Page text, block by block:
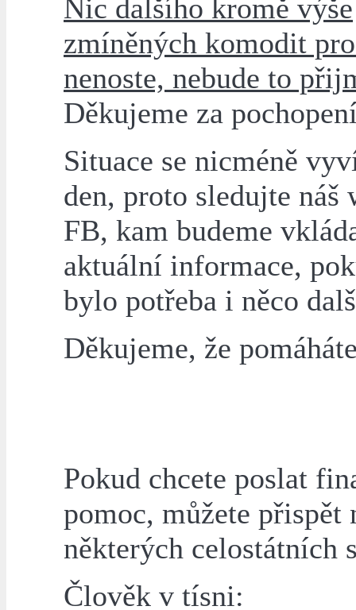
Nic dalšího kromě výše
zmíněných komodit
nenoste, nebude to
Děkujeme za
Situace se nicméně
den, proto sledujte náš
FB, kam budeme
aktuální informace,
bylo potřeba i něco
Děkujeme, že
Pokud chcete poslat
pomoc, můžete přispět
některých celostátních
Člověk v tísni: